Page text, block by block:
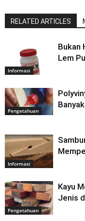
RELATED ARTICLES
Informasi
Bukan
Lem
Pengetahuan
Informasi
Pengetahuan
Kayu
Jenis